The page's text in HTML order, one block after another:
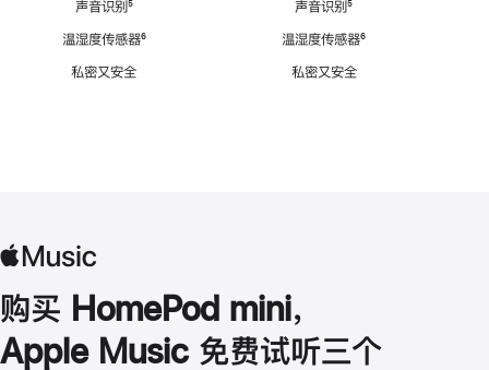
声音识别脚
⁵
温湿度传感器脚
⁶
私密又安全
声音识别脚
⁵
温湿度传感器脚
⁶
私密又安全
购买 HomePod mini，
Apple Music 免费试听三个